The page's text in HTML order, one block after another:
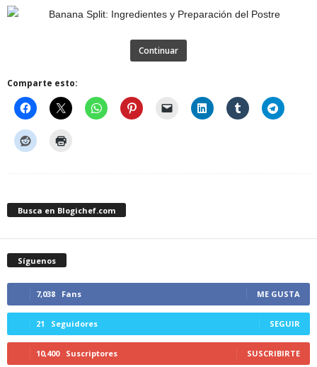
Continuar
Comparte esto:
Busca en Blogichef.com
Síguenos
7,038 Fans ME GUSTA
21 Seguidores SEGUIR
10,400 Suscriptores SUSCRIBIRTE